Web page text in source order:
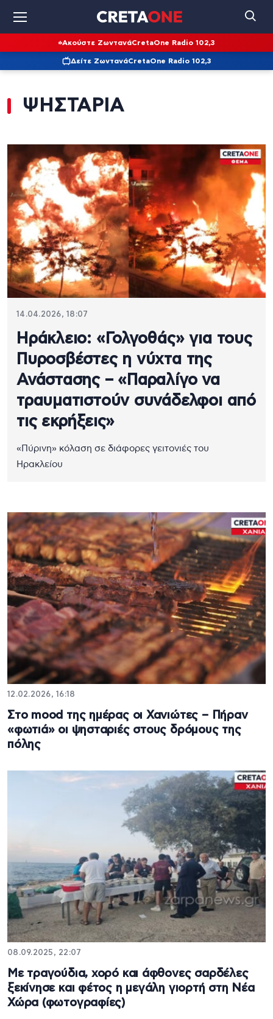
Ακούστε ΖωντανάCretaOne Radio 102,3
Δείτε ΖωντανάCretaOne Radio 102,3
ΨΗΣΤΑΡΙΑ
14.04.2026, 18:07
Ηράκλειο: «Γολγοθάς» για τους
Πυροσβέστες η νύχτα της
Ανάστασης – «Παραλίγο να
τραυματιστούν συνάδελφοι από
τις εκρήξεις»
«Πύρινη» κόλαση σε διάφορες γειτονιές του
Ηρακλείου
12.02.2026, 16:18
Στο mood της ημέρας οι Χανιώτες – Πήραν
«φωτιά» οι ψησταριές στους δρόμους της
πόλης
08.09.2025, 22:07
Με τραγούδια, χορό και άφθονες σαρδέλες
ξεκίνησε και φέτος η μεγάλη γιορτή στη Νέα
Χώρα (φωτογραφίες)